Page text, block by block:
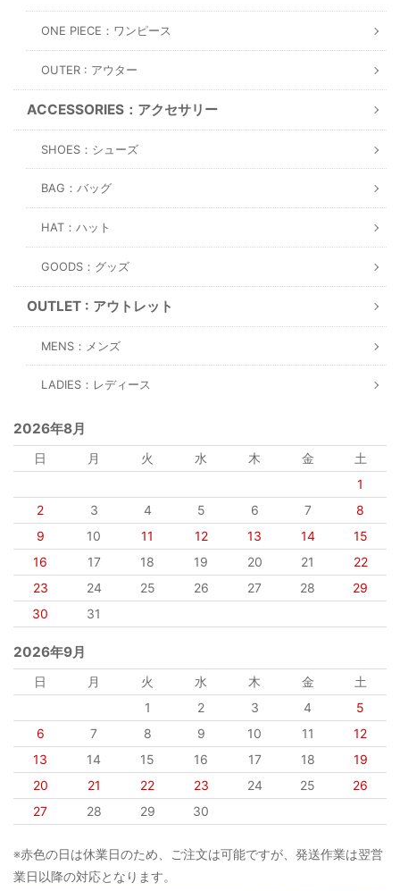
ONE PIECE：ワンピース
OUTER : アウター
ACCESSORIES：アクセサリー
SHOES：シューズ
BAG：バッグ
HAT：ハット
GOODS：グッズ
OUTLET : アウトレット
MENS：メンズ
LADIES：レディース
2026年8月
日 月 火 水 木 金
土
1
2
3 4 5 6 7
8
9
10 11 12 13 14
15
16
17 18 19 20 21
22
23
24 25 26 27 28
29
30
31
2026年9月
日 月 火 水 木 金
土
1
2 3 4
5
6
7 8 9 10 11
12
13
14 15 16 17 18
19
20
21 22 23 24 25
26
27
28 29 30
※赤色の日は休業日のため、ご注文は可能ですが、発送作業は翌営
業日以降の対応となります。